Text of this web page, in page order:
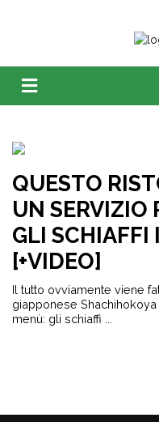
QUESTO
UN SERVIZIO
GLI SCHIAFFI
[+VIDEO]
Il tutto ovviamente viene
giapponese
menù: gli schiaffi ...